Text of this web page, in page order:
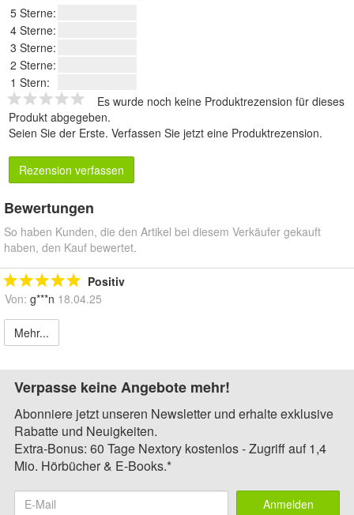
5 Sterne:
4 Sterne:
3 Sterne:
2 Sterne:
1 Stern:
Es wurde noch keine Produktrezension für dieses
Produkt abgegeben.
Seien Sie der Erste. Verfassen Sie jetzt eine Produktrezension.
Rezension verfassen
Bewertungen
So haben Kunden, die den Artikel bei diesem Verkäufer gekauft
haben, den Kauf bewertet.
Positiv
Von: g***n 18.04.25
Mehr...
Verpasse keine Angebote mehr!
Abonniere jetzt unseren Newsletter und erhalte exklusive
Rabatte und Neuigkeiten.
Extra-Bonus: 60 Tage Nextory kostenlos - Zugriff auf 1,4
Mio. Hörbücher & E-Books.*
Anmelden